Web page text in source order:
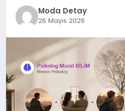
TEKNOLOJI
YAŞAM
Moda Detay
26 Mayıs 2026